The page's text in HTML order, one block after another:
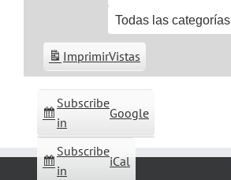
Todas las categorías
Subscribe
in
Google
Subscribe
in
iCal
ImprimirVistas